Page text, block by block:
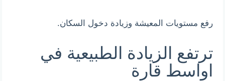
رفع مستويات المعيشة وزيادة دخول السكان.
ترتفع الزيادة الطبيعية في
اواسط قارة